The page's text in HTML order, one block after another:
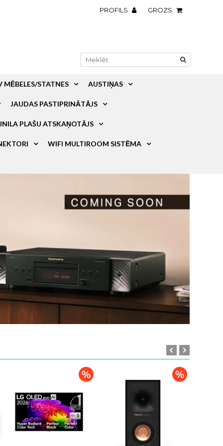
PROFILS GROZS
MĒBELES/STATNES AUSTIŅAS
JAUDAS PASTIPRINĀTĀJS
PLAŠU ATSKAŅOTĀJS
WIFI MULTIROOM SISTĒMA